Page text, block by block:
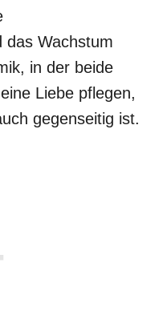
das Wachstum
in der beide
Liebe pflegen,
gegenseitig ist.